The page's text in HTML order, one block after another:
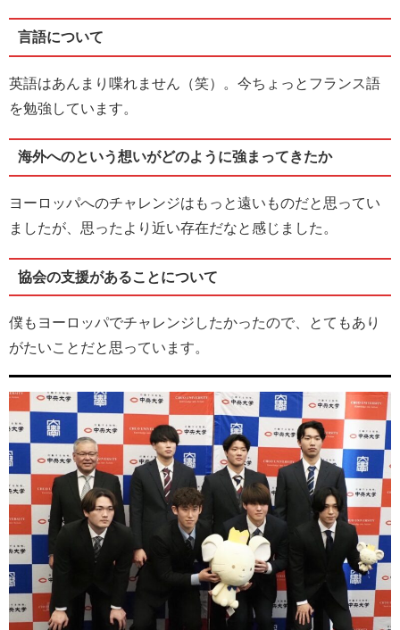
言語について
英語はあんまり喋れません（笑）。今ちょっとフランス語
を勉強しています。
海外へのという想いがどのように強まってきたか
ヨーロッパへのチャレンジはもっと遠いものだと思ってい
ましたが、思ったより近い存在だなと感じました。
協会の支援があることについて
僕もヨーロッパでチャレンジしたかったので、とてもあり
がたいことだと思っています。